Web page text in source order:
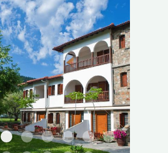
Edit 1600x1200
1 2 3 4 5 6